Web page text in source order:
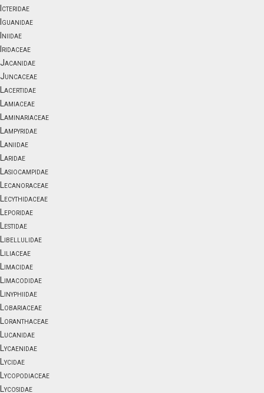
Icteridae
Iguanidae
Iniidae
Iridaceae
Jacanidae
Juncaceae
Lacertidae
Lamiaceae
Laminariaceae
Lampyridae
Laniidae
Laridae
Lasiocampidae
Lecanoraceae
Lecythidaceae
Leporidae
Lestidae
Libellulidae
Liliaceae
Limacidae
Limacodidae
Linyphiidae
Lobariaceae
Loranthaceae
Lucanidae
Lycaenidae
Lycidae
Lycopodiaceae
Lycosidae